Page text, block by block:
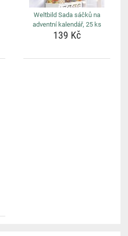
Weltbild Sada sáčků na
adventní kalendář, 25 ks
139 Kč